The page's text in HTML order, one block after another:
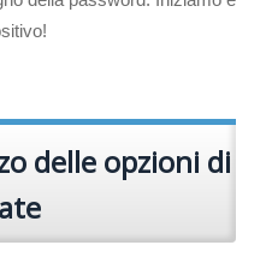
delle opzioni di